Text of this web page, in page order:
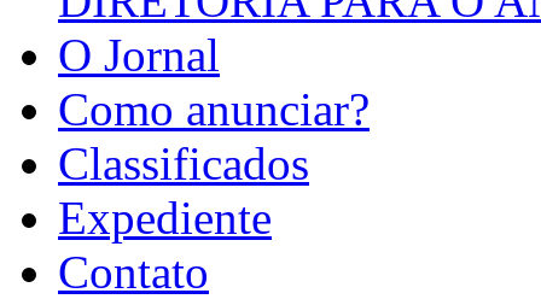
O Jornal
Como anunciar?
Classificados
Expediente
Contato